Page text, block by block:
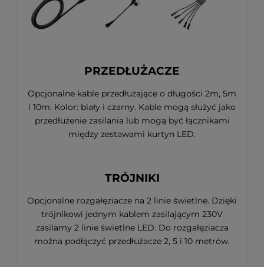
PRZEDŁUŻACZE
Opcjonalne kable przedłużające o długości 2m, 5m
i 10m. Kolor: biały i czarny. Kable mogą służyć jako
przedłużenie zasilania lub mogą być łącznikami
między zestawami kurtyn LED.
TRÓJNIKI
Opcjonalne rozgałęziacze na 2 linie świetlne. Dzięki
trójnikowi jednym kablem zasilającym 230V
zasilamy 2 linie świetlne LED. Do rozgałęziacza
można podłączyć przedłużacze 2, 5 i 10 metrów.